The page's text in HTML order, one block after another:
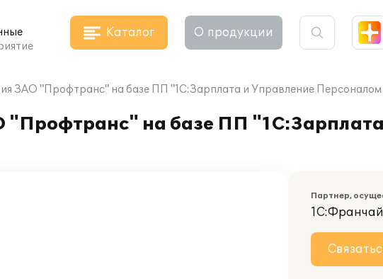
Каталог О продукции
ЗАО "Профтранс" на базе ПП "1С:Зарплата и Управление Персоналом
"Профтранс" на базе ПП
Партнер,